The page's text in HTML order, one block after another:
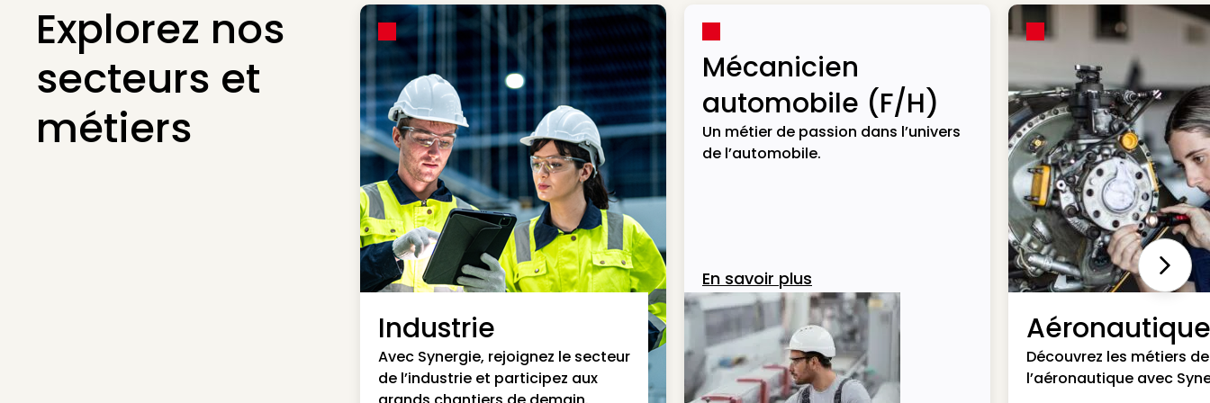
Explorez nos
secteurs et
métiers
Industrie
Avec Synergie, rejoignez le secteur
de l’industrie et participez aux
Mécanicien
automobile (F/H)
Un métier de passion dans l’univers
de l’automobile.
En savoir plus
Aéronautique
Découvrez les métiers de
l’aéronautique avec
Next